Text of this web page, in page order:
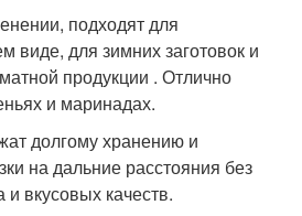
подходят для
виде, для зимних заготовок и
продукции . Отлично
и маринадах.
долгому хранению и
на дальние расстояния без
вкусовых качеств.